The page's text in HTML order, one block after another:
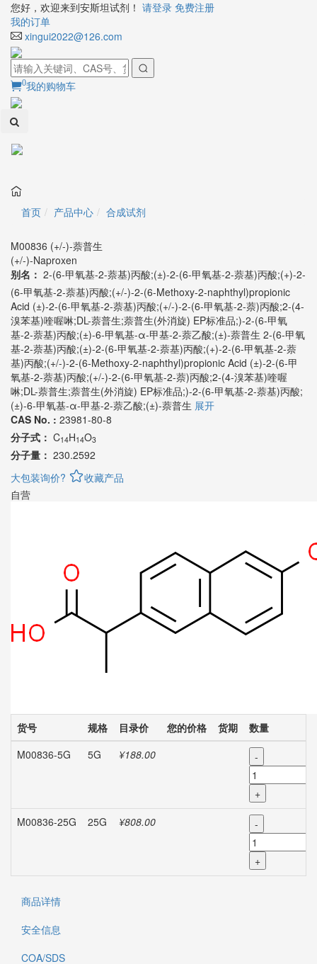
您好，欢迎来到安斯坦试剂！ 请登录 免费注册
我的订单
xingui2022@126.com
0我的购物车
首页 产品中心 合成试剂
M00836 (+/-)-萘普生
(+/-)-Naproxen
别名： 2-(6-甲氧基-2-萘基)丙酸;(±)-2-(6-甲氧基-2-萘基)丙酸;(+)-2-
(6-甲氧基-2-萘基)丙酸;(+/-)-2-(6-Methoxy-2-naphthyl)propionic
Acid (±)-2-(6-甲氧基-2-萘基)丙酸;(+/-)-2-(6-甲氧基-2-萘)丙酸;2-(4-
溴苯基)喹喔啉;DL-萘普生;萘普生(外消旋) EP标准品;)-2-(6-甲氧
基-2-萘基)丙酸;(±)-6-甲氧基-α-甲基-2-萘乙酸;(±)-萘普生 2-(6-甲氧
基-2-萘基)丙酸;(±)-2-(6-甲氧基-2-萘基)丙酸;(+)-2-(6-甲氧基-2-萘
基)丙酸;(+/-)-2-(6-Methoxy-2-naphthyl)propionic Acid (±)-2-(6-甲
氧基-2-萘基)丙酸;(+/-)-2-(6-甲氧基-2-萘)丙酸;2-(4-溴苯基)喹喔
啉;DL-萘普生;萘普生(外消旋) EP标准品;)-2-(6-甲氧基-2-萘基)丙酸;
(±)-6-甲氧基-α-甲基-2-萘乙酸;(±)-萘普生 展开
CAS No. : 23981-80-8
分子式： C14H14O3
分子量： 230.2592
大包装询价?
收藏产品
自营
货号 规格 目录价 您的价格 货期
数量
M00836-5G
5G ¥188.00 -
+
M00836-25G
25G ¥808.00 -
+
商品详情
安全信息
COA/SDS